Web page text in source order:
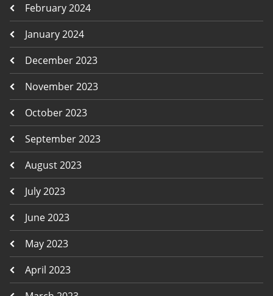
February 2024
January 2024
December 2023
November 2023
October 2023
September 2023
August 2023
July 2023
June 2023
May 2023
April 2023